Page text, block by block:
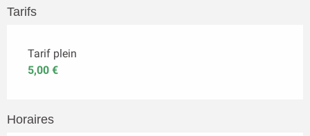
Tarifs
Tarif plein
5,00 €
Horaires